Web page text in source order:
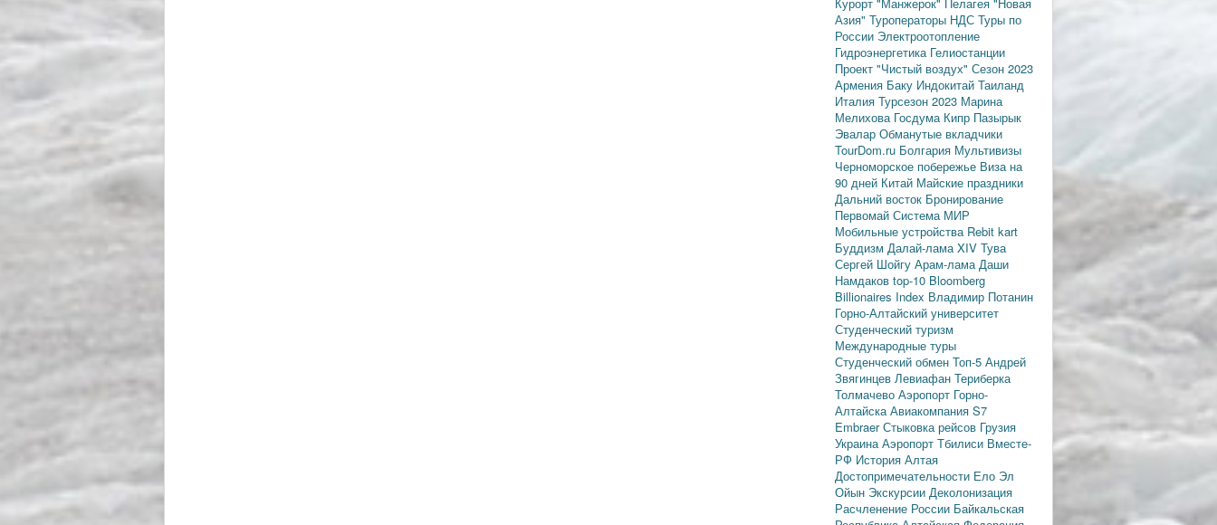
Азия" Туроператоры НДС Туры по
России Электроотопление
Гидроэнергетика Гелиостанции
Проект "Чистый воздух" Сезон 2023
Армения Баку Индокитай Таиланд
Италия Турсезон 2023 Марина
Мелихова Госдума Кипр Пазырык
Эвалар Обманутые вкладчики
TourDom.ru Болгария Мультивизы
Черноморское побережье Виза на
90 дней Китай Майские праздники
Дальний восток Бронирование
Первомай Система МИР
Мобильные устройства Rebit kart
Буддизм Далай-лама XIV Тува
Сергей Шойгу Арам-ламаДаши
Намдаков top-10 Bloomberg
Billionaires Index Владимир Потанин
Горно-Алтайский университет
Студенческий туризм
Международные туры
Студенческий обмен Топ-5 Андрей
Звягинцев Левиафан Териберка
Толмачево Аэропорт Горно-
АлтайскаАвиакомпания S7
EmbraerСтыковка рейсов Грузия
УкраинаАэропорт Тбилиси Вместе-
РФ История Алтая
Достопримечательности Ело Эл
Ойын Экскурсии Деколонизация
Расчленение России Байкальская